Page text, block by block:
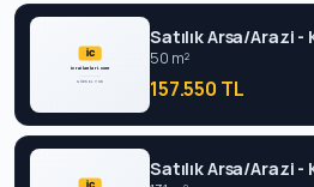
Satılık Arsa/Arazi -
50 m²
157.550 TL
Satılık Arsa/Arazi -